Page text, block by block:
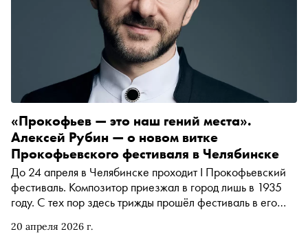
20 апреля 2026 г.
«Прокофьев — это наш гений места».
Алексей Рубин — о новом витке
Прокофьевского фестиваля в Челябинске
До 24 апреля в Челябинске проходит I Прокофьевский
фестиваль. Композитор приезжал в город лишь в 1935
году. С тех пор здесь трижды прошёл фестиваль в его
филармонический зал и даже мелодия концертного